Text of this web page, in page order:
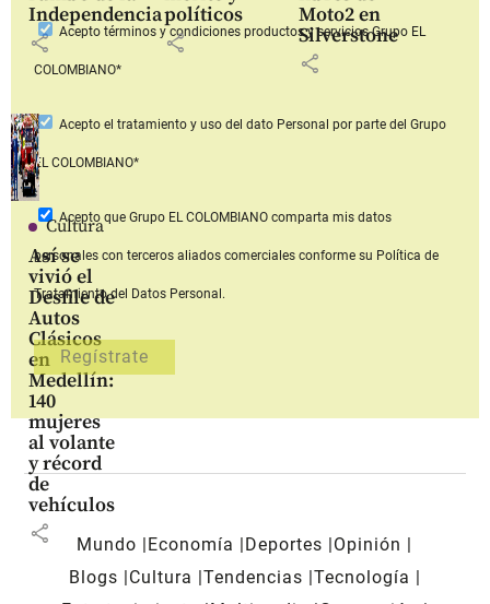
Independencia
share
políticos
share
Moto2 en
Silverstone
share
Cultura
Así se
vivió el
Desfile de
Autos
Clásicos
en
Medellín:
140
mujeres
al volante
y récord
de
vehículos
share
Aceptotérminos y condiciones productos y serviciosGrupo EL
COLOMBIANO*
Acepto el tratamiento y uso del dato Personal por parte del Grupo
EL COLOMBIANO*
Acepto que Grupo EL COLOMBIANOcomparta mis datos
personales con terceros aliados comerciales conforme su Política de
Tratamiento del Datos Personal.
Mundo Economía Deportes
Opinión
Blogs
Cultura Tendencias Tecnología